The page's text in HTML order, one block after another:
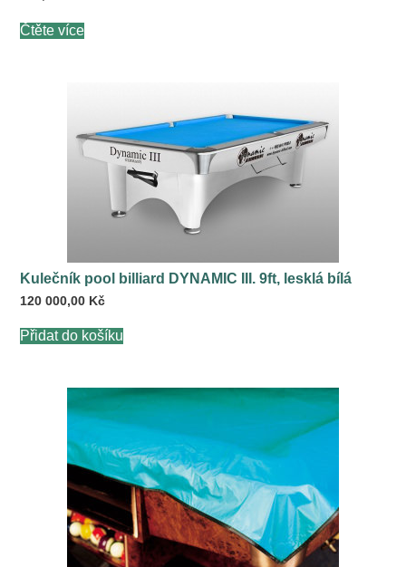
Čtěte více
Kulečník pool billiard DYNAMIC III. 9ft, lesklá bílá
120 000,00 Kč
Přidat do košíku